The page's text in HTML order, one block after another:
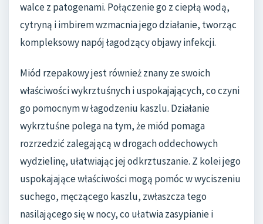
walce z patogenami. Połączenie go z ciepłą wodą,
cytryną i imbirem wzmacnia jego działanie, tworząc
kompleksowy napój łagodzący objawy infekcji.
Miód rzepakowy jest również znany ze swoich
właściwości wykrztuśnych i uspokajających, co czyni
go pomocnym w łagodzeniu kaszlu. Działanie
wykrztuśne polega na tym, że miód pomaga
rozrzedzić zalegającą w drogach oddechowych
wydzielinę, ułatwiając jej odkrztuszanie. Z kolei jego
uspokajające właściwości mogą pomóc w wyciszeniu
suchego, męczącego kaszlu, zwłaszcza tego
nasilającego się w nocy, co ułatwia zasypianie i